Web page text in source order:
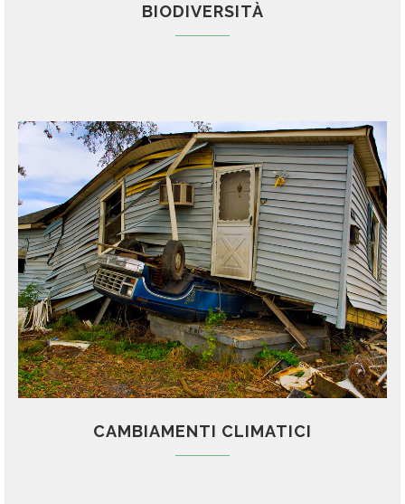
BIODIVERSITÀ
CAMBIAMENTI CLIMATICI